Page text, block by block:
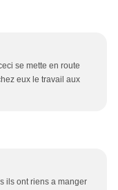
se mette en route
eux le travail aux
ils ont riens a manger